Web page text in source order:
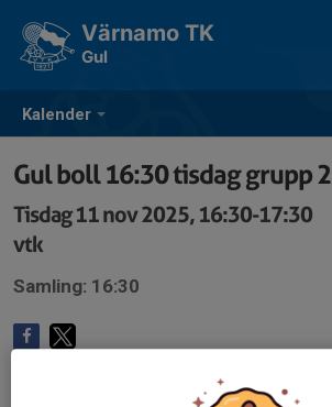
Kalender
Värnamo TK
Gul
Gul boll 16:30 tisdag grupp 2
Tisdag 11 nov 2025, 16:30-17:30
vtk
Samling: 16:30